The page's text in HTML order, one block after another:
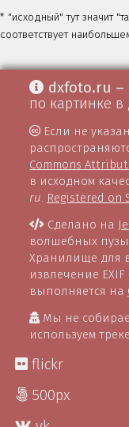
* "исходный" тут значит
соответствует
dxfoto.ru –
по картинке
Если не
Commons
в исходном
ru Registered on
Сделано на
волшебных
Хранилище для
извлечение
выполняется на
Мы не
используем
flickr
500px